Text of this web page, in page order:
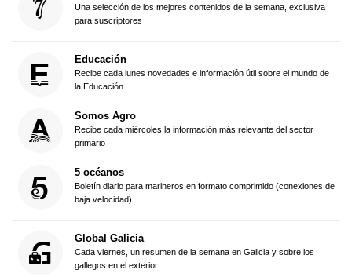
Una selección de los mejores contenidos de la semana, exclusiva
para suscriptores
Educación
Recibe cada lunes novedades e información útil sobre el mundo de
la Educación
Somos Agro
Recibe cada miércoles la información más relevante del sector
primario
5 océanos
Boletín diario para marineros en formato comprimido (conexiones de
baja velocidad)
Global Galicia
Cada viernes, un resumen de la semana en Galicia y sobre los
gallegos en el exterior